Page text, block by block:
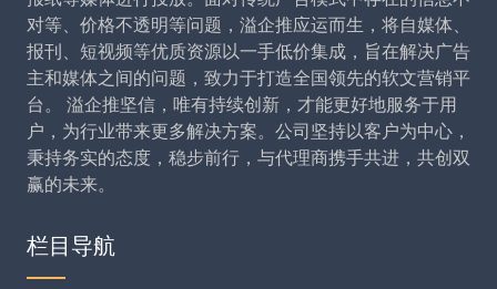
对等、价格不透明等问题，溢企推应运而生，将自媒体、
报刊、短视频等优质资源以一手低价集成，旨在解决广告
主和媒体之间的问题，致力于打造全国领先的软文营销平
台。 溢企推坚信，唯有持续创新，才能更好地服务于用
户，为行业带来更多解决方案。公司坚持以客户为中心，
秉持务实的态度，稳步前行，与代理商携手共进，共创双
赢的未来。
栏目导航